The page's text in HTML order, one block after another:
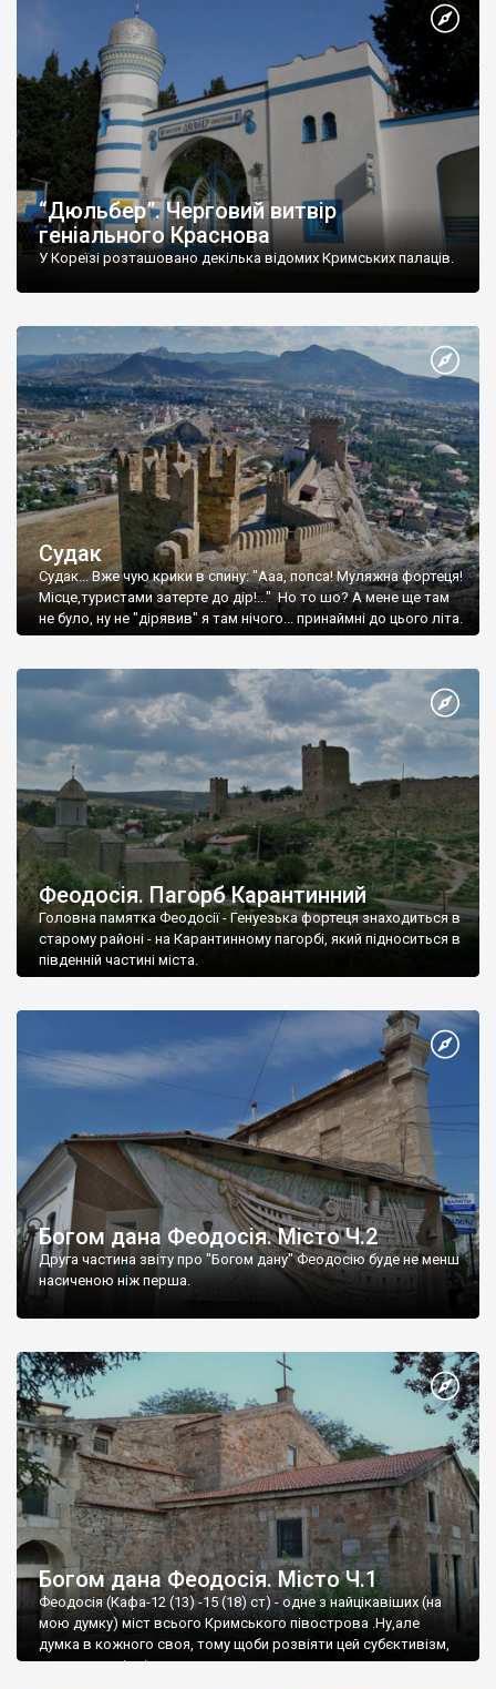
“Дюльбер”. Черговий витвір
геніального Краснова
У Кореїзі розташовано декілька відомих Кримських палаців.
Судак
Судак... Вже чую крики в спину: "Ааа, попса! Муляжна фортеця!
Місце,туристами затерте до дір!..." Но то шо? А мене ще там
не було, ну не "дірявив" я там нічого... принаймні до цього літа.
Феодосія. Пагорб Карантинний
Головна памятка Феодосії - Генуезька фортеця знаходиться в
старому районі - на Карантинному пагорбі, який підноситься в
південній частині міста.
Богом дана Феодосія. Місто Ч.2
Друга частина звіту про "Богом дану" Феодосію буде не менш
насиченою ніж перша.
Богом дана Феодосія. Місто Ч.1
Феодосія (Кафа-12 (13) -15 (18) ст) - одне з найцікавіших (на
мою думку) міст всього Кримського півострова .Ну,але
думка в кожного своя, тому щоби розвіяти цей субєктивізм,
запрошую відвідати це